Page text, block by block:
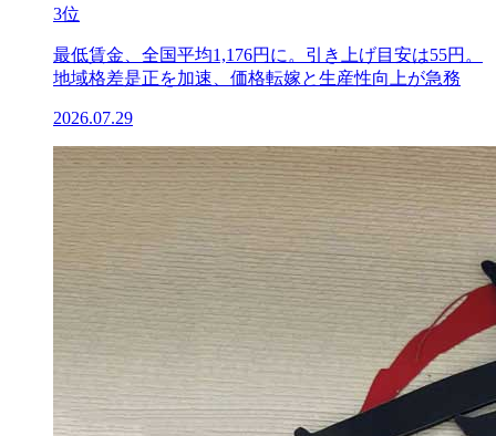
3位
最低賃金、全国平均1,176円に。引き上げ目安は55円。
地域格差是正を加速、価格転嫁と生産性向上が急務
2026.07.29